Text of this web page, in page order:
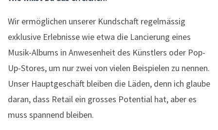
Wir ermöglichen unserer Kundschaft regelmässig
exklusive Erlebnisse wie etwa die Lancierung eines
Musik-Albums in Anwesenheit des Künstlers oder Pop-
Up-Stores, um nur zwei von vielen Beispielen zu nennen.
Unser Hauptgeschäft bleiben die Läden, denn ich glaube
daran, dass Retail ein grosses Potential hat, aber es
muss spannend bleiben.